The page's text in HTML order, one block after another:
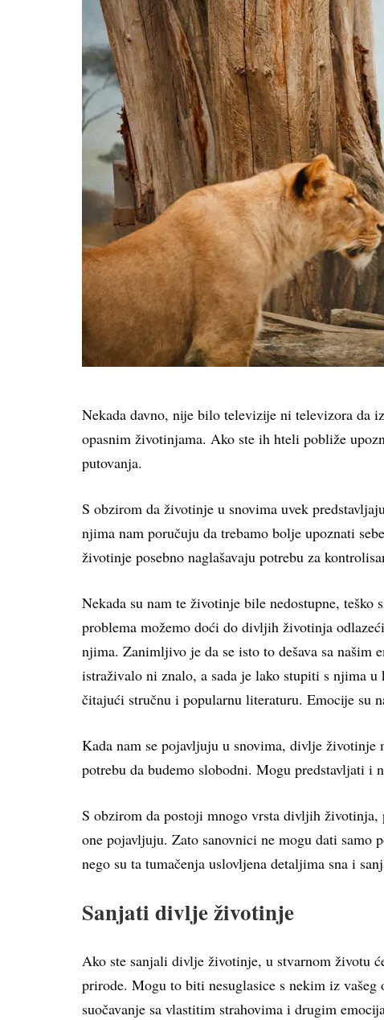
Nekada davno, nije bilo televizije ni televizora da
opasnim životinjama. Ako ste ih hteli pobliže
putovanja.
S obzirom da životinje u snovima uvek
njima nam poručuju da trebamo bolje upoznati
životinje posebno naglašavaju potrebu za
Nekada su nam te životinje bile nedostupne,
problema možemo doći do divljih životinja
njima. Zanimljivo je da se isto to dešava sa našim
istraživalo ni znalo, a sada je lako stupiti s njima
čitajući stručnu i popularnu literaturu. Emocije su
Kada nam se pojavljuju u snovima, divlje životinje
potrebu da budemo slobodni. Mogu predstavljati i
S obzirom da postoji mnogo vrsta divljih
one pojavljuju. Zato sanovnici ne mogu dati samo
nego su ta tumačenja uslovljena detaljima sna i
Sanjati divlje životinje
Ako ste sanjali divlje životinje, u stvarnom životu
prirode. Mogu to biti nesuglasice s nekim iz
suočavanje sa vlastitim strahovima i drugim